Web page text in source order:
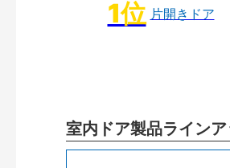
片開きドア
室内ドア製品ライン